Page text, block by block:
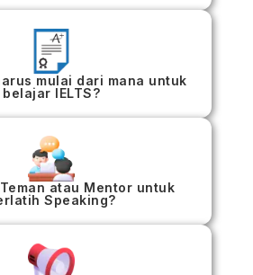
mulai dari mana untuk
belajar IELTS?
atau Mentor untuk
Speaking?